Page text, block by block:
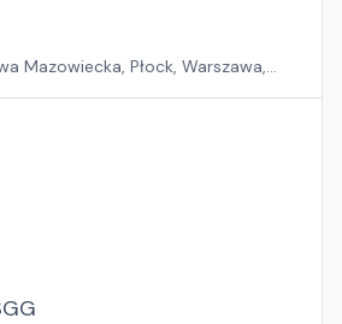
Mazowiecka, Płock, Warszawa,